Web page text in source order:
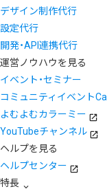
デザイン制作代行
設定代行
開発・API連携代行
運営ノウハウを見る
イベント・セミナー
コミュニティイベント
よむよむカラーミー
YouTubeチャンネル
ヘルプを見る
ヘルプセンター
特長